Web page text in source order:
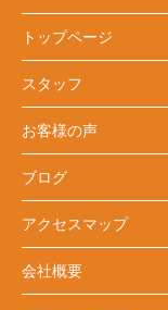
トップページ
スタッフ
お客様の声
ブログ
アクセスマップ
会社概要